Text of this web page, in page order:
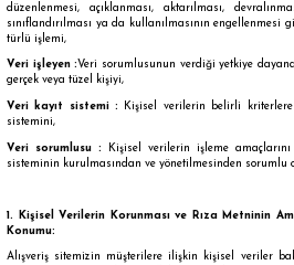
düzenlenmesi, açıklanması, aktarılması,
sınıflandırılması ya da kullanılmasının
türlü işlemi,
Veri işleyen :Veri sorumlusunun verdiği yetkiye
gerçek veya tüzel kişiyi,
Veri kayıt sistemi :
Kişisel verilerin belirli kriterlere
sistemini,
Veri sorumlusu :
Kişisel verilerin işleme
sisteminin kurulmasından ve yönetilmesinden sorumlu
1. Kişisel Verilerin Korunması ve Rıza Metninin
Konumu:
Alışveriş sitemizin müşterilere ilişkin kişisel veriler